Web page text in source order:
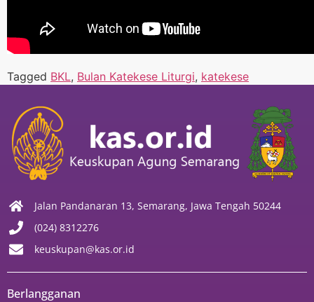
Tagged BKL, Bulan Katekese Liturgi, katekese
Jalan Pandanaran 13, Semarang, Jawa Tengah 50244
(024) 8312276
keuskupan@kas.or.id
Berlangganan